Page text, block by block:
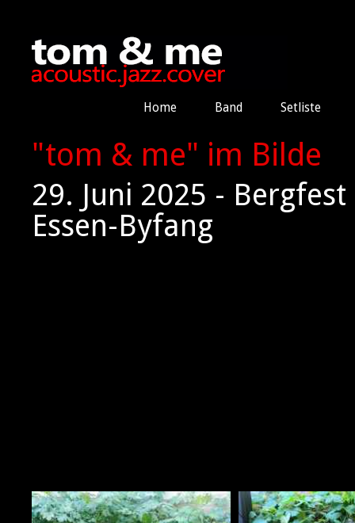
Home Band Setliste
"tom & me" im Bilde
29. Juni 2025 -
Essen-Byfang